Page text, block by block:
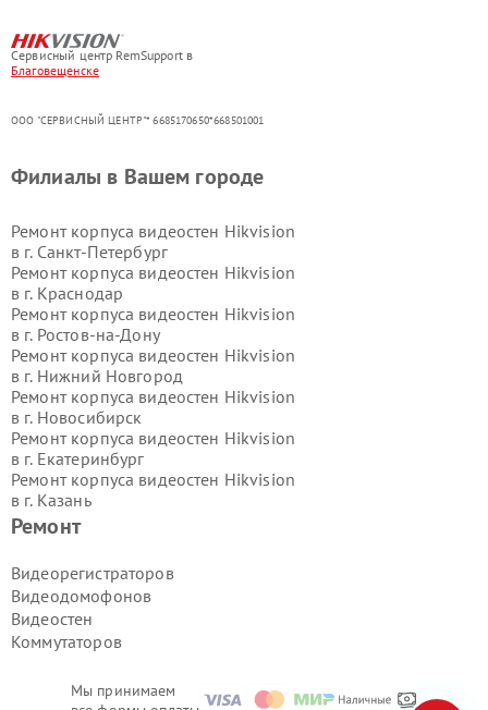
Сервисный центр RemSupport в
Благовещенске
ООО "СЕРВИСНЫЙ ЦЕНТР"* 6685170650*668501001
Мы принимаем
Ремонт
Видеорегистраторов
Видеодомофонов
Видеостен
Коммутаторов
Филиалы в Вашем городе
Ремонт корпуса видеостен Hikvision
в г. Санкт-Петербург
Ремонт корпуса видеостен Hikvision
в г. Краснодар
Ремонт корпуса видеостен Hikvision
в г. Ростов-на-Дону
Ремонт корпуса видеостен Hikvision
в г. Нижний Новгород
Ремонт корпуса видеостен Hikvision
в г. Новосибирск
Ремонт корпуса видеостен Hikvision
в г. Екатеринбург
Ремонт корпуса видеостен Hikvision
в г. Казань
Ремонт корпуса видеостен Hikvision
Ремонт корпуса видеостен Hikvision
в г.Волгоград
Ремонт корпуса видеостен Hikvision
в г.Самара
Ремонт корпуса видеостен Hikvision
Ремонт корпуса видеостен Hikvision